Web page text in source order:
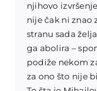
njihovo
nije čak ni znao
stranu sada
ga abolira –
podiže nekom
za ono što nije